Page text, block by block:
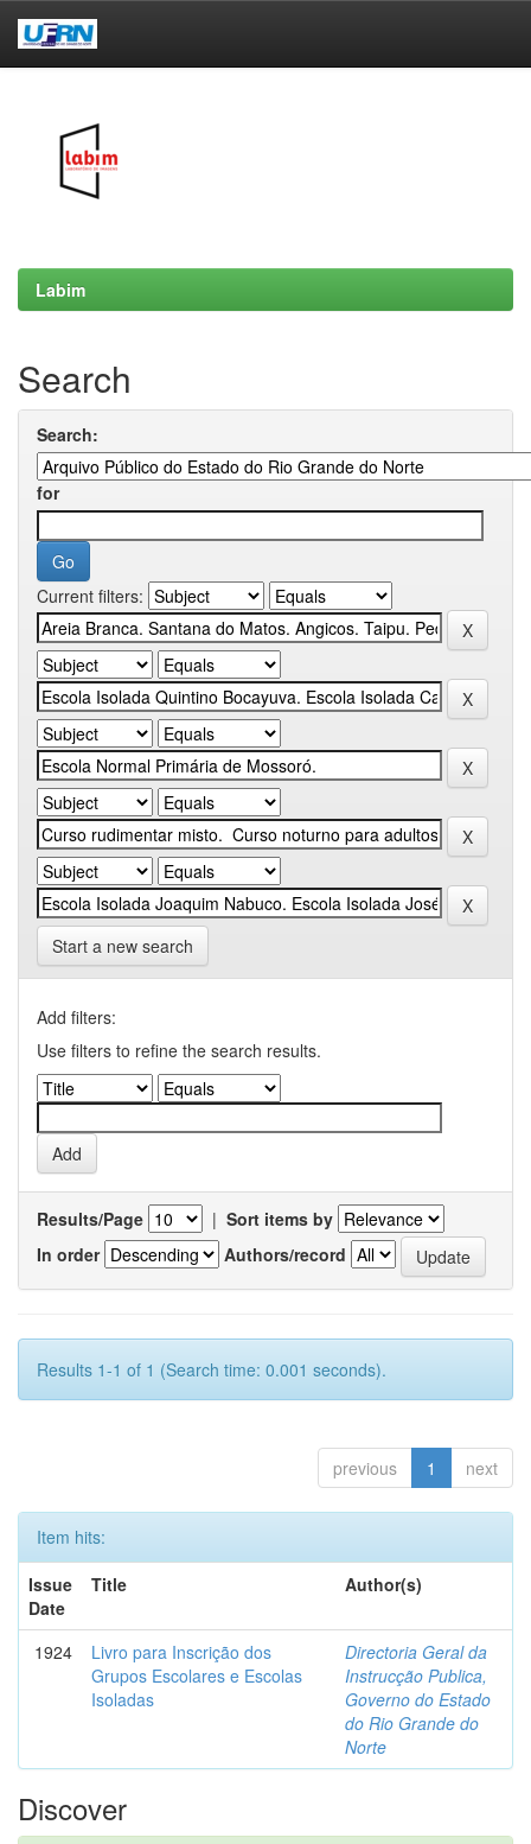
Labim
Search
Search:
for
Current filters:
Start a new search
Add filters:
Use filters to refine the search results.
Results/Page | Sort items by
In order
Authors/record
Results 1-1 of 1 (Search time: 0.001 seconds).
previous 1 next
Item hits:
Issue
Date
Title Author(s)
1924
Livro para Inscrição dos
Grupos Escolares e Escolas
Isoladas
Directoria Geral da
Instrucção Publica,
Governo do Estado
do Rio Grande do
Norte
Discover